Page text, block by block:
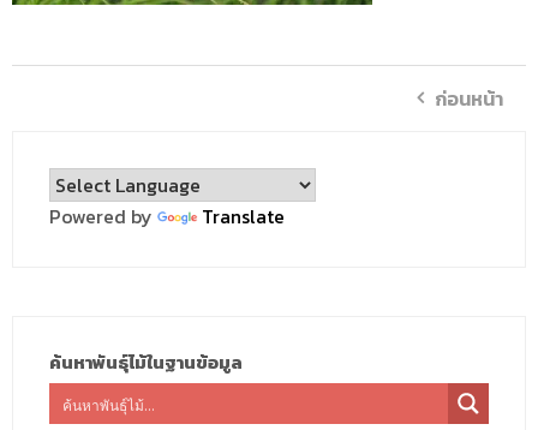
ก่อนหน้า
Powered by Translate
ค้นหาพันธุ์ไม้ในฐานข้อมูล